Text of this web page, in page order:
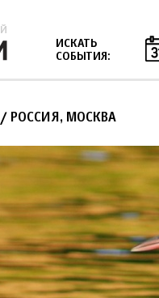
ИСКАТЬ
СОБЫТИЯ:
/ РОССИЯ, МОСКВА